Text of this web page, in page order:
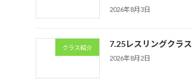
2026年8月3日
クラス紹介 7.25レスリングクラス
2026年8月2日